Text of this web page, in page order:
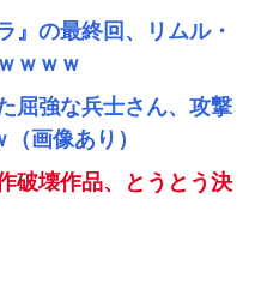
』の最終回、リムル・
ｗｗｗ
屈強な兵士さん、攻撃
画像あり）
破壊作品、とうとう決